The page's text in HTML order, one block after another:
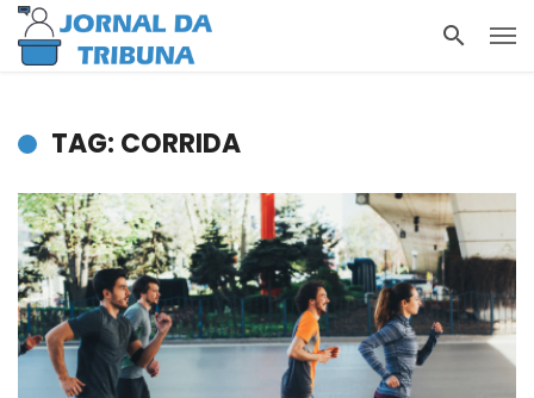
TAG: CORRIDA